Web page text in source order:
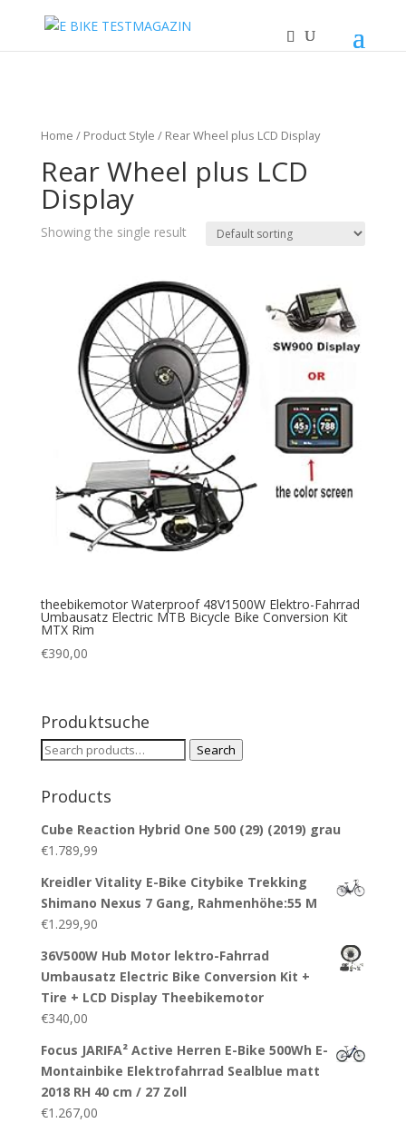
Home / Product Style / Rear Wheel plus LCD Display
Rear Wheel plus LCD
Display
Showing the single result
theebikemotor Waterproof 48V1500W Elektro-Fahrrad
Umbausatz Electric MTB Bicycle Bike Conversion Kit
MTX Rim
€390,00
Produktsuche
Search
Search
Products
Cube Reaction Hybrid One 500 (29) (2019) grau
€1.789,99
Kreidler Vitality E-Bike Citybike Trekking
Shimano Nexus 7 Gang, Rahmenhöhe:55 M
€1.299,90
36V500W Hub Motor lektro-Fahrrad
Umbausatz Electric Bike Conversion Kit +
Tire + LCD Display Theebikemotor
€340,00
Focus JARIFA² Active Herren E-Bike 500Wh E-
Montainbike Elektrofahrrad Sealblue matt
2018 RH 40 cm / 27 Zoll
€1.267,00